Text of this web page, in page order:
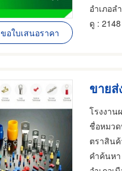
ขอใบเสนอราคา
อำเภอล
ดู :
โรงงาน
ชื่อหมว
ตราสินค้
คำค้นหา